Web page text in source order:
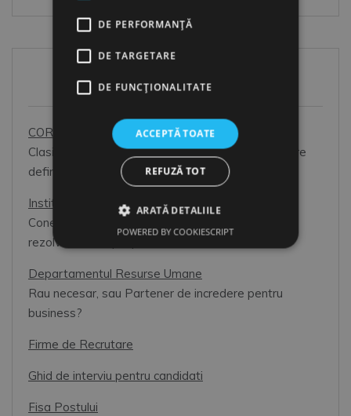
HR Toolbox
COR 2026
Clasificarea Ocupatiilor din Romania: prim pas catre
definirea corecta a pozitiilor din organizatie.
Institutii
Conectati-va cu cei care va pot ajuta. Impreuna
rezolvati mai rapid problemele dvs.
Departamentul Resurse Umane
Rau necesar, sau Partener de incredere pentru
business?
Firme de Recrutare
Ghid de interviu pentru candidati
Fisa Postului
DE PERFORMANȚĂ
DE TARGETARE
DE FUNCŢIONALITATE
ACCEPTĂ TOATE
REFUZĂ TOT
ARATĂ DETALIILE
POWERED BY COOKIESCRIPT